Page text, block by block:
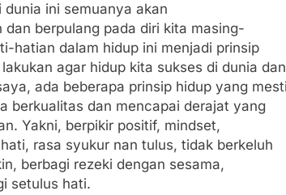
dunia ini semuanya akan
dan berpulang pada diri kita masing-
hatian dalam hidup ini menjadi prinsip
agar hidup kita sukses di dunia dan
ada beberapa prinsip hidup yang mesti
berkualitas dan mencapai derajat yang
Yakni, berpikir positif, mindset,
rasa syukur nan tulus, tidak berkeluh
berbagi rezeki dengan sesama,
setulus hati.